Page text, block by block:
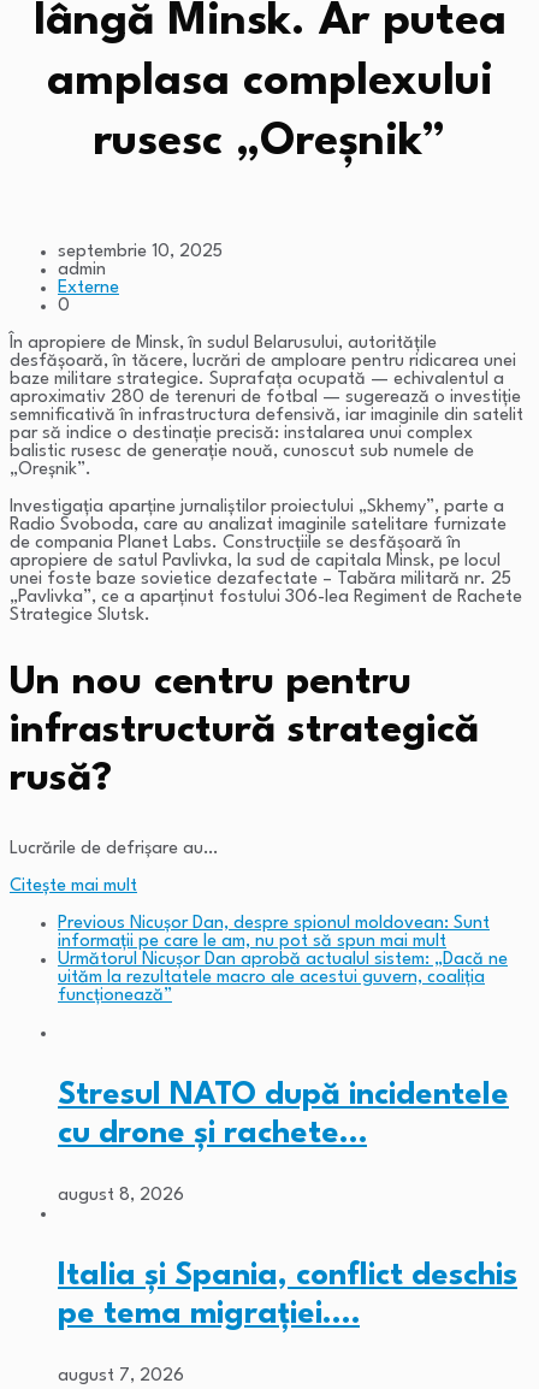
lângă Minsk. Ar putea
amplasa complexului
rusesc „Oreșnik”
septembrie 10, 2025
admin
Externe
0
În apropiere de Minsk, în sudul Belarusului, autoritățile
desfășoară, în tăcere, lucrări de amploare pentru ridicarea unei
baze militare strategice. Suprafața ocupată — echivalentul a
aproximativ 280 de terenuri de fotbal — sugerează o investiție
semnificativă în infrastructura defensivă, iar imaginile din satelit
par să indice o destinație precisă: instalarea unui complex
balistic rusesc de generație nouă, cunoscut sub numele de
„Oreșnik”.
Investigația aparține jurnaliștilor proiectului „Skhemy”, parte a
Radio Svoboda, care au analizat imaginile satelitare furnizate
de compania Planet Labs. Construcțiile se desfășoară în
apropiere de satul Pavlivka, la sud de capitala Minsk, pe locul
unei foste baze sovietice dezafectate – Tabăra militară nr. 25
„Pavlivka”, ce a aparținut fostului 306-lea Regiment de Rachete
Strategice Slutsk.
Un nou centru pentru
infrastructură strategică
rusă?
Lucrările de defrișare au…
Citeşte mai mult
Previous Nicușor Dan, despre spionul moldovean: Sunt
informații pe care le am, nu pot să spun mai mult
Următorul Nicușor Dan aprobă actualul sistem: „Dacă ne
uităm la rezultatele macro ale acestui guvern, coaliția
funcționează”
Stresul NATO după incidentele
cu drone și rachete…
august 8, 2026
Italia și Spania, conflict deschis
pe tema migrației.…
august 7, 2026